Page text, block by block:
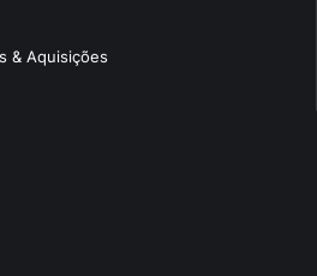
& Aquisições